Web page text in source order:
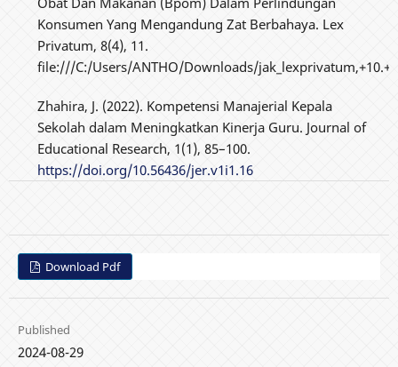
Konsumen Yang Mengandung Zat Berbahaya. Lex
Privatum, 8(4), 11.
file:///C:/Users/ANTHO/Downloads/
Zhahira, J. (2022). Kompetensi Manajerial Kepala
Sekolah dalam Meningkatkan Kinerja Guru. Journal of
Educational Research, 1(1), 85–100.
https://doi.org/10.56436/jer.v1i1.16
Download Pdf
Published
2024-08-29